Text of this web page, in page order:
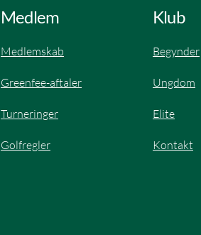
Medlem
Medlemskab
Greenfee-aftaler
Turneringer
Golfregler
Klub
Begynder
Ungdom
Elite​
Kontakt